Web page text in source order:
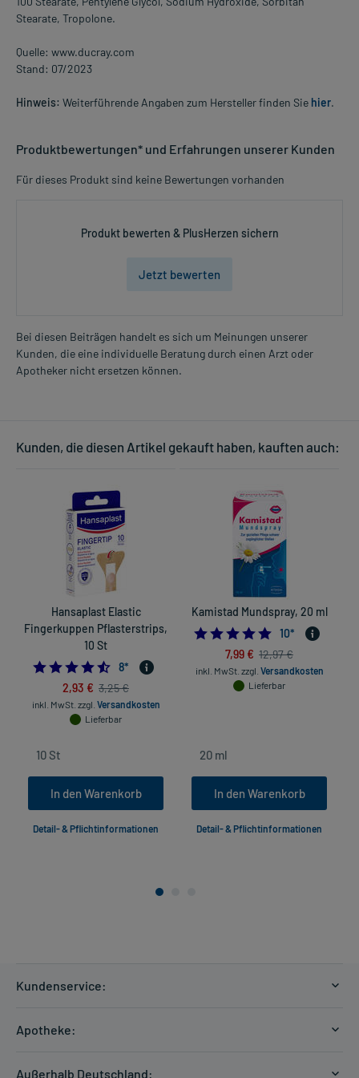
Stearate, Tropolone.
Quelle: www.ducray.com
Stand: 07/2023
Hinweis: Weiterführende Angaben zum Hersteller finden Sie hier.
Produktbewertungen* und Erfahrungen unserer Kunden
Für dieses Produkt sind keine Bewertungen vorhanden
Produkt bewerten & PlusHerzen sichern
Jetzt bewerten
Bei diesen Beiträgen handelt es sich um Meinungen unserer
Kunden, die eine individuelle Beratung durch einen Arzt oder
Apotheker nicht ersetzen können.
Kunden, die diesen Artikel gekauft haben, kauften auch:
Hansaplast Elastic
Fingerkuppen Pflasterstrips,
10 St
4.5
8*
2,93 € 3,25 €
inkl. MwSt. zzgl. Versandkosten
Lieferbar
In den Warenkorb
Detail- & Pflichtinformationen
Kamistad Mundspray, 20 ml
4.7
10*
7,99 € 12,97 €
inkl. MwSt. zzgl. Versandkosten
Lieferbar
In den Warenkorb
Detail- & Pflichtinformationen
Kundenservice:
Apotheke:
Außerhalb Deutschland: